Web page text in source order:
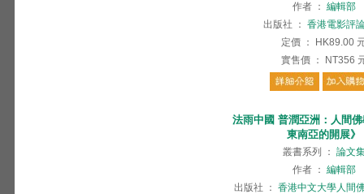
作者 ： 編輯部
出版社
： 香港電影評
定價 ： HK89.00
實售價 ： NT356
法雨中國 普潤亞洲：人間
東南亞的開展》
叢書系列 ： 論文
作者 ： 編輯部
出版社
： 香港中文大學人間